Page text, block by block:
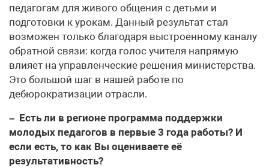
педагогам для живого общения с детьми и
подготовки к урокам. Данный результат стал
возможен только благодаря выстроенному каналу
обратной связи: когда голос учителя напрямую
влияет на управленческие решения министерства.
Это большой шаг в нашей работе по
дебюрократизации отрасли.
– Есть ли в регионе программа поддержки
молодых педагогов в первые 3 года работы? И
если есть, то как Вы оцениваете её
результативность?